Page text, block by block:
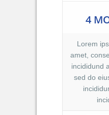
4
Lorem
amet,
incididund
sed do